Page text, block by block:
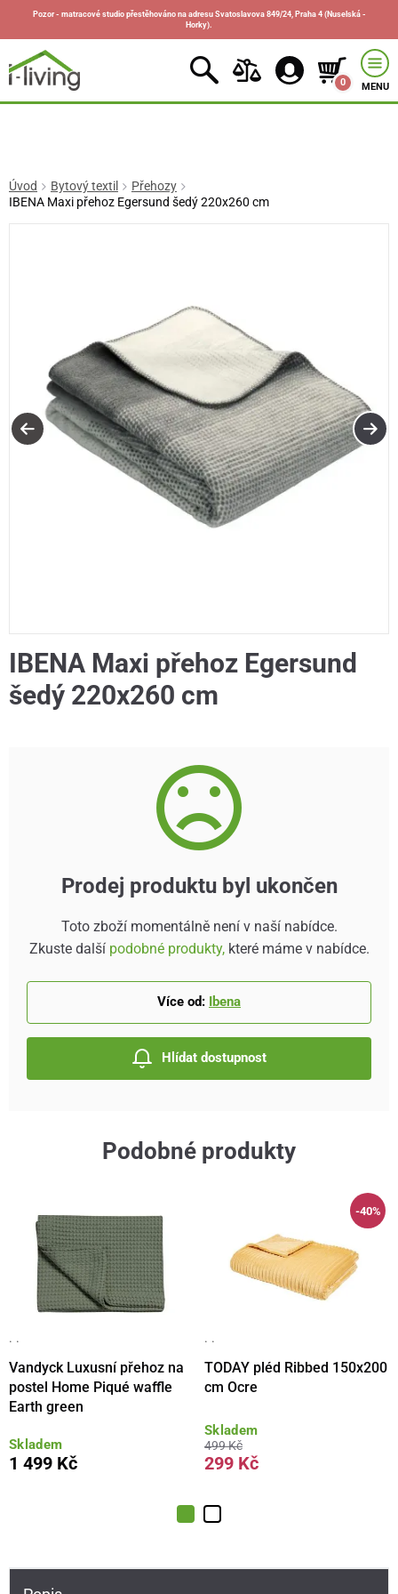
Pozor - matracové studio přestěhováno na adresu Svatoslavova 849/24, Praha 4 (Nuselská -
Horky).
0 MENU
Úvod Bytový textil
Přehozy
IBENA Maxi přehoz Egersund šedý 220x260 cm
IBENA Maxi přehoz Egersund
šedý 220x260 cm
Prodej produktu byl ukončen
Toto zboží momentálně není v naší nabídce.
Zkuste další podobné produkty,které máme v nabídce.
Více od: Ibena
Hlídat dostupnost
Podobné produkty
· ·
Vandyck Luxusní přehoz na
postel Home Piqué waffle
Earth green
Skladem
1 499 Kč
-40%
· ·
TODAY pléd Ribbed 150x200
cm Ocre
Skladem
499 Kč
299 Kč